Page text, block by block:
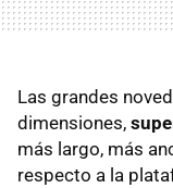
Las grandes
dimensiones,
más largo, más
respecto a la